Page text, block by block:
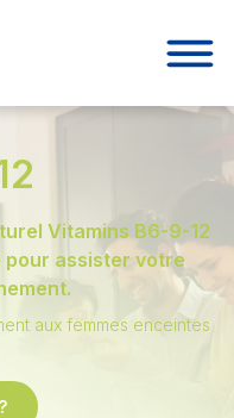
Vitamins B6-9-12
assister votre
aux femmes enceintes